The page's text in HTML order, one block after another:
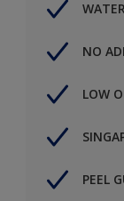
NO
LOW
PEEL